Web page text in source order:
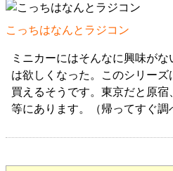
こっちはなんとラジコン
ミニカーにはそんなに興味が
は欲しくなった。このシリー
買えるそうです。東京だと原
等にあります。（帰ってすぐ調